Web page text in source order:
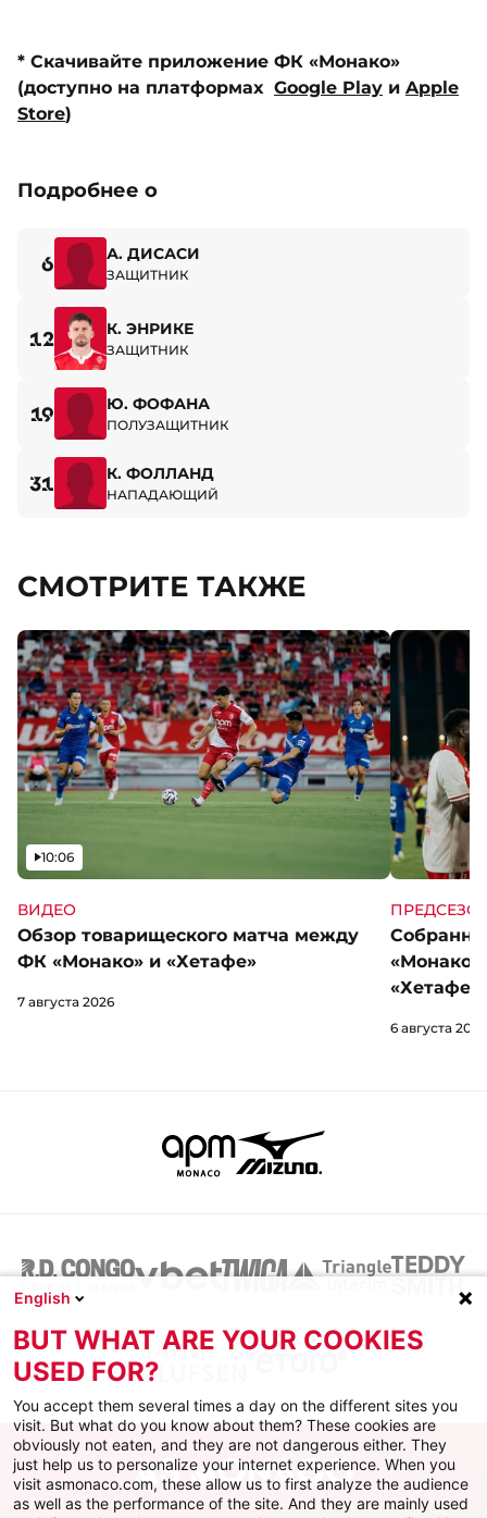
* Скачивайте приложение ФК «Монако»
(доступно на платформах Google Play и Apple
Store)
Подробнее о
6 А. ДИСАСИ
ЗАЩИТНИК
12 К. ЭНРИКЕ
ЗАЩИТНИК
19 Ю. ФОФАНА
ПОЛУЗАЩИТНИК
31 К. ФОЛЛАНД
НАПАДАЮЩИЙ
СМОТРИТЕ ТАКЖЕ
ВИДЕО
Обзор товарищеского матча между
ФК «Монако» и «Хетафе»
Видео
10:06
7 августа 2026
«Хетафе»
6 августа 2026
English
BUT WHAT ARE YOUR COOKIES
USED FOR?
You accept them several times a day on the different sites you
visit. But what do you know about them? These cookies are
obviously not eaten, and they are not dangerous either. They
just help us to personalize your internet experience. When you
visit asmonaco.com, these allow us to first analyze the audience
as well as the performance of the site. And they are mainly used